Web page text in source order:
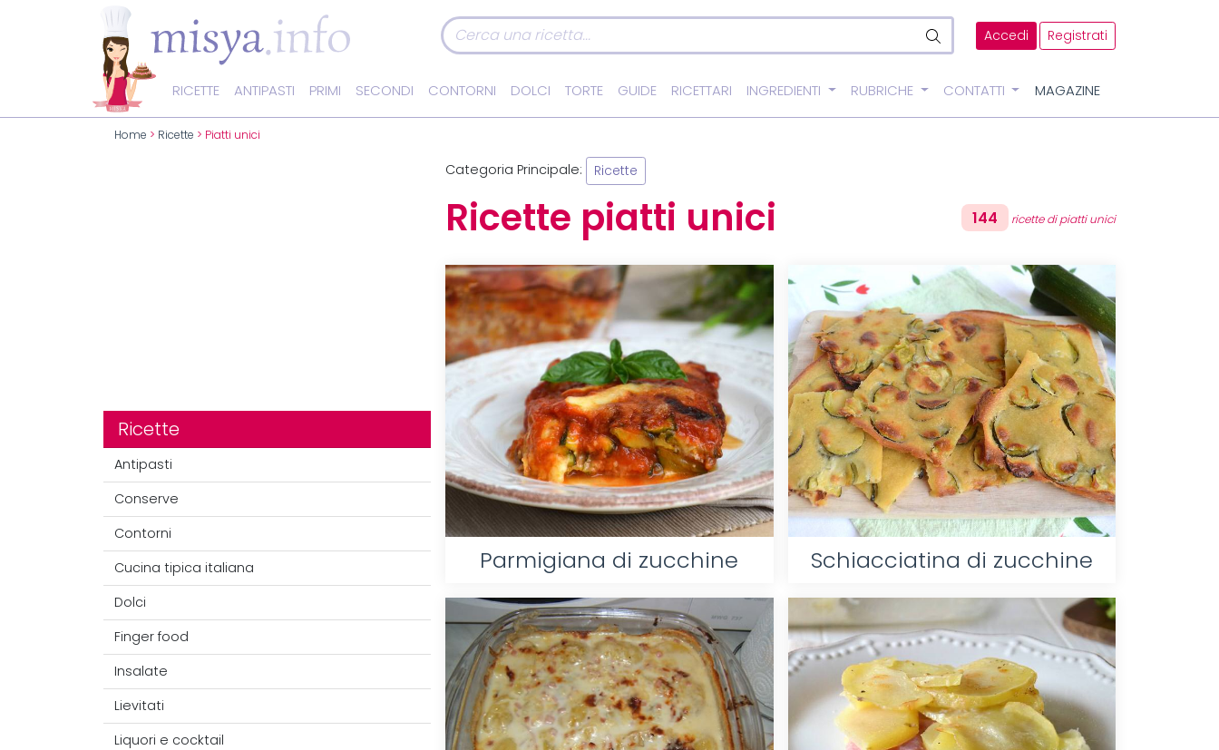
Accedi Registrati
RICETTE ANTIPASTI PRIMI SECONDI CONTORNI DOLCI TORTE GUIDE RICETTARI INGREDIENTI RUBRICHE CONTATTI MAGAZINE
Home > Ricette > Piatti unici
Ricette
Antipasti
Conserve
Contorni
Cucina tipica italiana
Dolci
Finger food
Insalate
Lievitati
Liquori e cocktail
Categoria Principale: Ricette
Ricette piatti unici 144 ricette di piatti unici
Parmigiana di zucchine Schiacciatina di zucchine